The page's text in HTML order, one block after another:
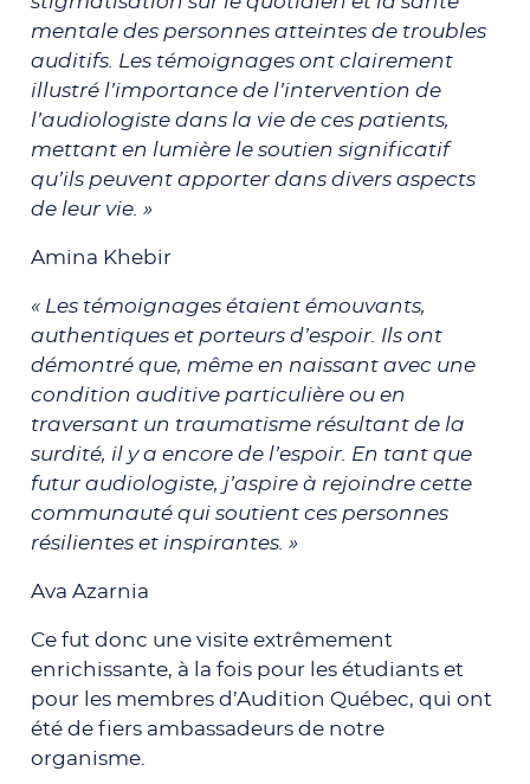
mentale des personnes atteintes de troubles
auditifs. Les témoignages ont clairement
illustré l’importance de l’intervention de
l’audiologiste dans la vie de ces patients,
mettant en lumière le soutien significatif
qu’ils peuvent apporter dans divers aspects
de leur vie. »
Amina Khebir
« Les témoignages étaient émouvants,
authentiques et porteurs d’espoir. Ils ont
démontré que, même en naissant avec une
condition auditive particulière ou en
traversant un traumatisme résultant de la
surdité, il y a encore de l’espoir. En tant que
futur audiologiste, j’aspire à rejoindre cette
communauté qui soutient ces personnes
résilientes et inspirantes. »
Ava Azarnia
Ce fut donc une visite extrêmement
enrichissante, à la fois pour les étudiants et
pour les membres d’Audition Québec, qui ont
été de fiers ambassadeurs de notre
organisme.